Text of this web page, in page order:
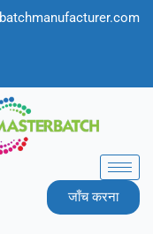
जाँच करना